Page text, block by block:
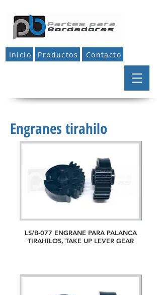
Inicio Productos Contacto
Engranes tirahilo
LS/B-077 ENGRANE PARA PALANCA
TIRAHILOS, TAKE UP LEVER GEAR